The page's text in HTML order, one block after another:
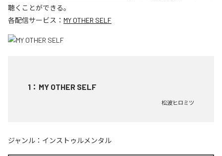
聴くことができる。
各配信サービス： MY OTHER SELF
1 ： MY OTHER SELF
松波ヒロミツ
ジャンル： インストゥルメンタル